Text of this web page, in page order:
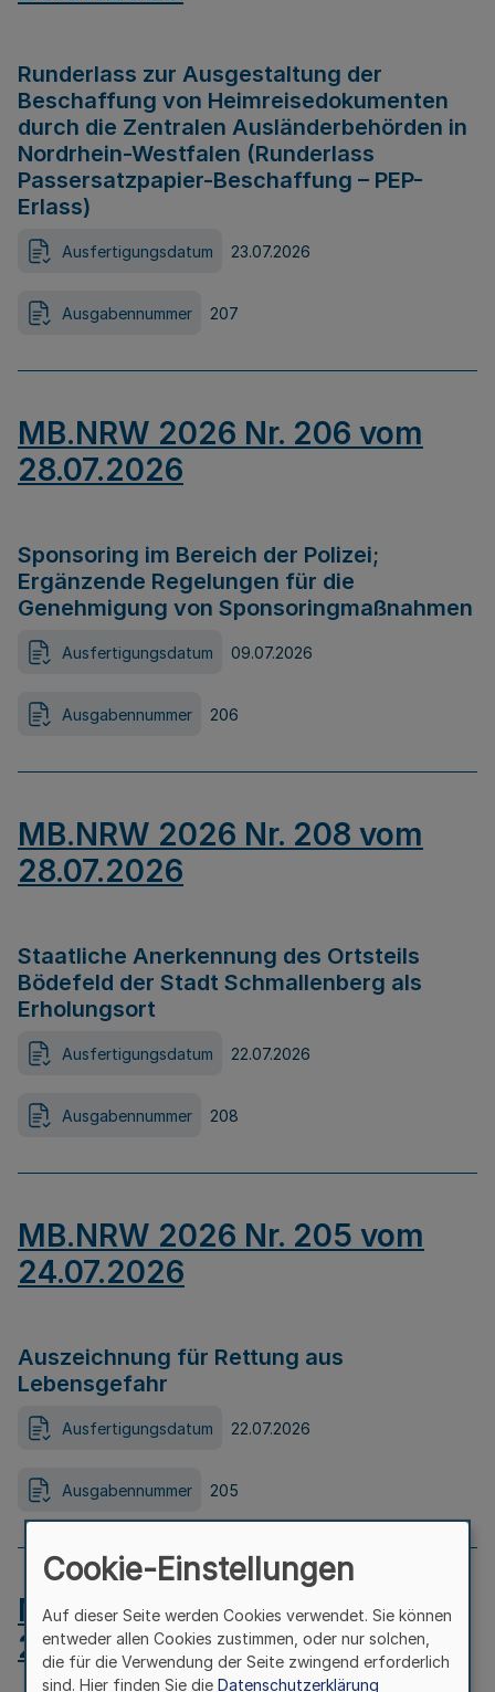
Runderlass zur Ausgestaltung der
Beschaffung von Heimreisedokumenten
durch die Zentralen Ausländerbehörden in
Nordrhein-Westfalen (Runderlass
Passersatzpapier-Beschaffung – PEP-
Erlass)
Ausfertigungsdatum 23.07.2026
Ausgabennummer 207
MB.NRW 2026 Nr. 206 vom
28.07.2026
Sponsoring im Bereich der Polizei;
Ergänzende Regelungen für die
Genehmigung von Sponsoringmaßnahmen
Ausfertigungsdatum 09.07.2026
Ausgabennummer 206
MB.NRW 2026 Nr. 208 vom
28.07.2026
Staatliche Anerkennung des Ortsteils
Bödefeld der Stadt Schmallenberg als
Erholungsort
Ausfertigungsdatum 22.07.2026
Ausgabennummer 208
MB.NRW 2026 Nr. 205 vom
24.07.2026
Auszeichnung für Rettung aus
Lebensgefahr
Ausfertigungsdatum 22.07.2026
Ausgabennummer 205
MB.NRW 2026 Nr. 204 vom
24.07.2026
Cookie-Einstellungen
Auf dieser Seite werden Cookies verwendet. Sie können
entweder allen Cookies zustimmen, oder nur solchen,
die für die Verwendung der Seite zwingend erforderlich
sind. Hier finden Sie die Datenschutzerklärung